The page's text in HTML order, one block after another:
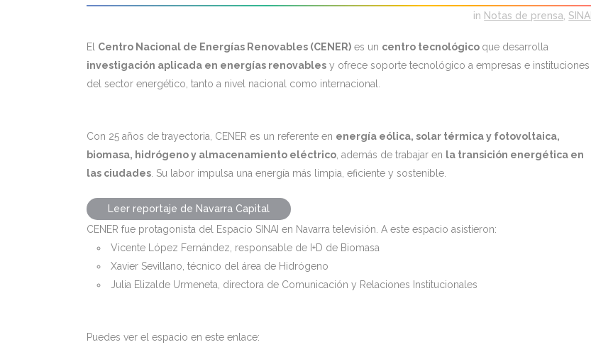
in Notas de prensa,SINAI
El Centro Nacional de Energías Renovables (CENER) es un centro tecnológico que desarrolla
investigación aplicada en energías renovables y ofrece soporte tecnológico a empresas e instituciones
del sector energético, tanto a nivel nacional como internacional.
Con 25 años de trayectoria, CENER es un referente en energía eólica, solar térmica y fotovoltaica,
biomasa, hidrógeno y almacenamiento eléctrico, además de trabajar en la transición energética en
las ciudades. Su labor impulsa una energía más limpia, eficiente y sostenible.
Leer reportaje de Navarra Capital
CENER fue protagonista del Espacio SINAI en Navarra televisión. A este espacio asistieron:
Vicente López Fernández, responsable de I+D de Biomasa
Xavier Sevillano, técnico del área de Hidrógeno
Julia Elizalde Urmeneta, directora de Comunicación y Relaciones Institucionales
Puedes ver el espacio en este enlace: